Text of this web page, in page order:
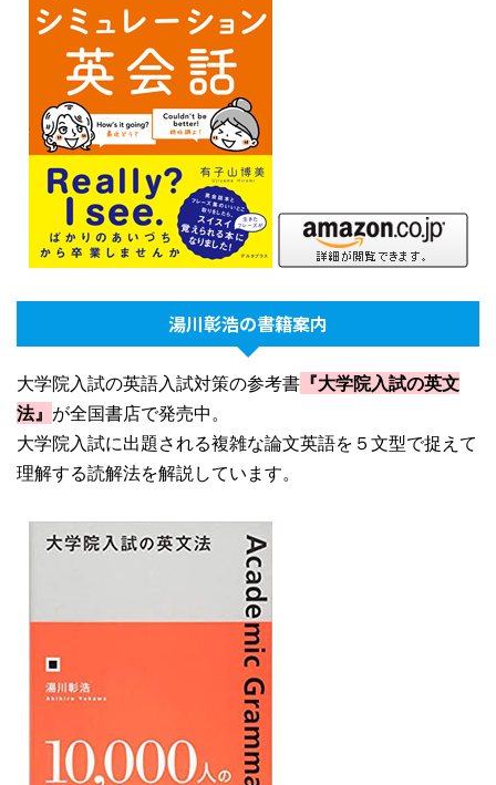
湯川彰浩の書籍案内
大学院入試の英語入試対策の参考書 『大学院入試の英文
法』 が全国書店で発売中。
大学院入試に出題される複雑な論文英語を５文型で捉えて
理解する読解法を解説しています。